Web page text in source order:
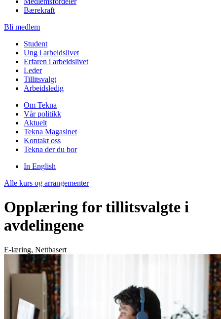
Bærekraft
Bli medlem
Student
Ung i arbeidslivet
Erfaren i arbeidslivet
Leder
Tillitsvalgt
Arbeidsledig
Om Tekna
Vår politikk
Aktuelt
Tekna Magasinet
Kontakt oss
Tekna der du bor
In English
Alle kurs og arrangementer
Opplæring for tillitsvalgte i
avdelingene
E-læring, Nettbasert